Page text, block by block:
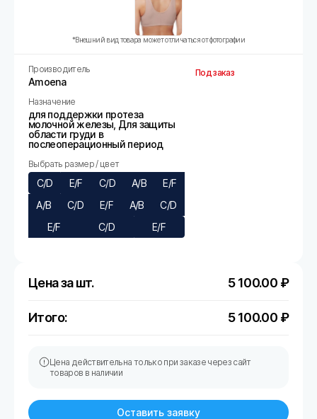
*Внешний вид товара может отличаться от фотографии
Производитель
Amoena
Назначение
для поддержки протеза
молочной железы, Для защиты
области груди в
послеоперационный период
Выбрать размер / цвет
C/D E/F C/D A/B
E/F
A/B
C/D E/F A/B
C/D
E/F
C/D E/F
Под заказ
Цена за шт. 5 100.00 ₽
Итого: 5 100.00 ₽
Цена действительна только при заказе через сайт
товаров в наличии
Оставить заявку